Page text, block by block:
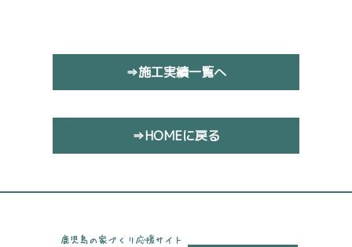
⇒施工実績一覧へ
⇒HOMEに戻る